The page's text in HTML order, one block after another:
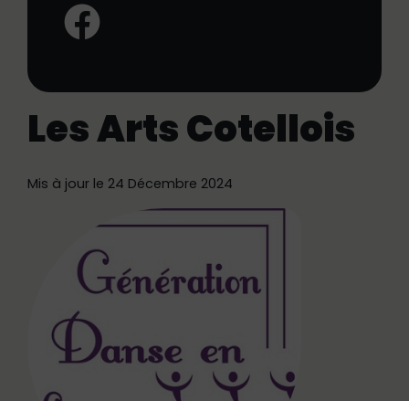
Facebook:
Les Arts Cotellois
Mis à jour le 24 Décembre 2024